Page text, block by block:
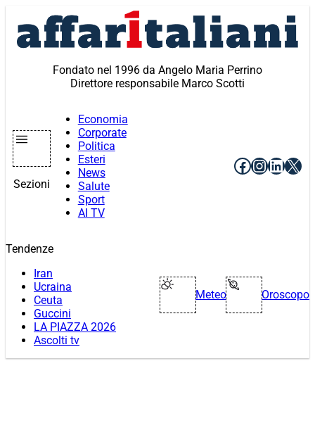
contenuto
Fondato nel 1996 da Angelo Maria Perrino
Direttore responsabile Marco Scotti
Sezioni
Economia
Corporate
Politica
Esteri
News
Salute
Sport
AI TV
Facebook
X
Tendenze
Iran
Ucraina
Ceuta
Guccini
LA PIAZZA 2026
Ascolti tv
Meteo Oroscopo